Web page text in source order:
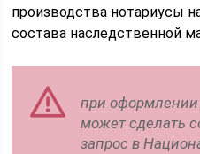
производства нотариусы
состава наследственной
при оформлении
может сделать
запрос в